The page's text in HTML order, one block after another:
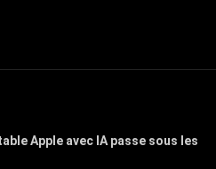
Apple avec IA passe sous les